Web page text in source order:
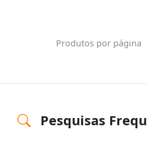
Produtos por página
Pesquisas